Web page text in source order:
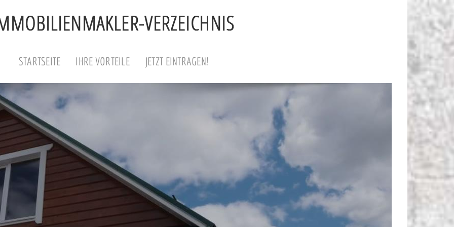
STARTSEITE IHRE VORTEILE JETZT EINTRAGEN!